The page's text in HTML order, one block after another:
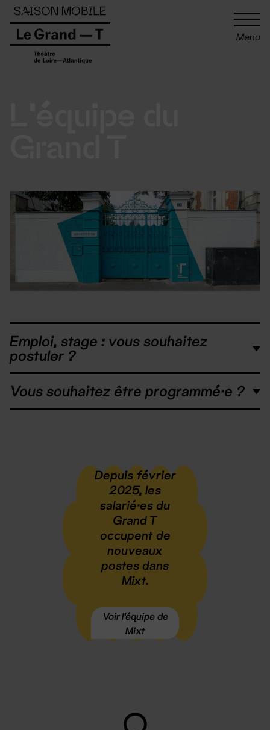
Menu
Emploi, stage : vous souhaitez
postuler ?
Vous souhaitez être programmé·e ?
Depuis février
2025, les
salarié·es du
Grand T
occupent de
nouveaux
postes dans
Mixt.
Voir l'équipe de
Mixt
Panneau de gestion des cookies